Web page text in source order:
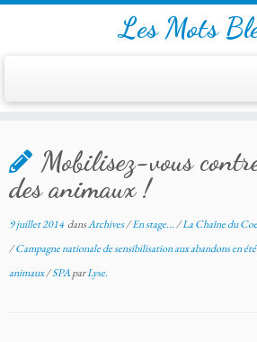
content
Les Mots
Mobilisez-vous
des animaux !
9 juillet 2014dansArchives/En stage.../La Chaîne du
/Campagne nationale de sensibilisation aux abandons en été
animaux/SPAparLyse.